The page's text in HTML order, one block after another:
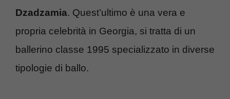
Dzadzamia. Quest’ultimo è una vera e
propria celebrità in Georgia, si tratta di un
ballerino classe 1995 specializzato in diverse
tipologie di ballo.